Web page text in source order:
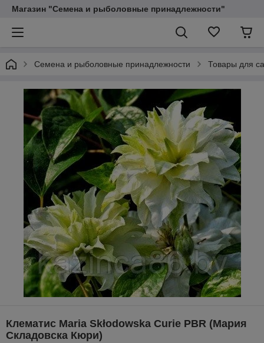
Магазин "Семена и рыболовные принадлежности"
Семена и рыболовные принадлежности Товары для
Клематис Maria Skłodowska Curie PBR (Мария
Складовска Кюри)